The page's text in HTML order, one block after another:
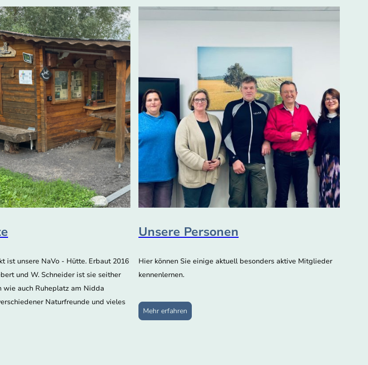
ist unsere NaVo - Hütte. Erbaut 2016
und W. Schneider ist sie seither
wie auch Ruheplatz am Nidda
Naturfreunde und vieles
Unsere Personen
Hier können Sie einige aktuell besonders aktive Mitglieder
kennenlernen.
Mehr erfahren